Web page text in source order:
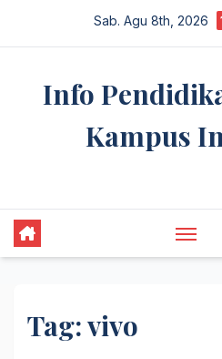
Sab. Agu 8th, 2026
Info
Kampus
Tag:vivo